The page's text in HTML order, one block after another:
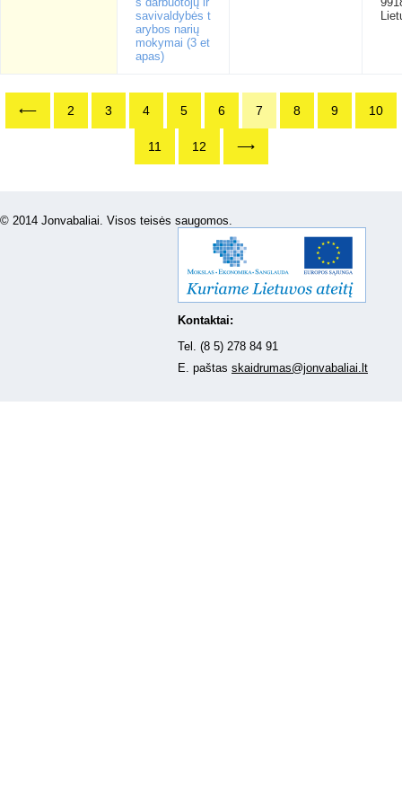
savivaldybės t
arybos narių
mokymai (3 et
apas)
⟵ 2 3 4 5 6 7 8 9 10
11 12 ⟶
© 2014 Jonvabaliai. Visos teisės saugomos.
Kontaktai:
Tel. (8 5) 278 84 91
E. paštas skaidrumas@jonvabaliai.lt